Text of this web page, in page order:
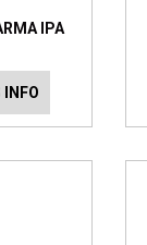
IPA
INFO